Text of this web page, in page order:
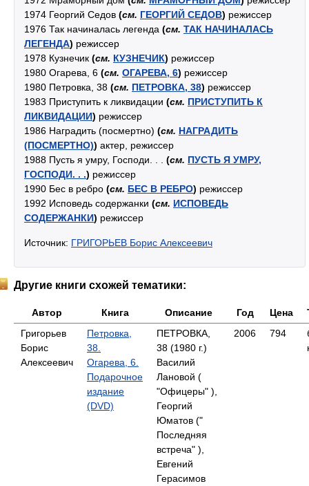
1974 Георгий Седов (см. ГЕОРГИЙ СЕДОВ) режиссер
1976 Так начиналась легенда (см. ТАК НАЧИНАЛАСЬ
ЛЕГЕНДА) режиссер
1978 Кузнечик (см. КУЗНЕЧИК) режиссер
1980 Огарева, 6 (см. ОГАРЕВА, 6) режиссер
1980 Петровка, 38 (см. ПЕТРОВКА, 38) режиссер
1983 Приступить к ликвидации (см. ПРИСТУПИТЬ К
ЛИКВИДАЦИИ) режиссер
1986 Наградить (посмертно) (см. НАГРАДИТЬ
(ПОСМЕРТНО)) актер, режиссер
1988 Пусть я умру, Господи. . . (см. ПУСТЬ Я УМРУ,
ГОСПОДИ. . .) режиссер
1990 Бес в ребро (см. БЕС В РЕБРО) режиссер
1992 Исповедь содержанки (см. ИСПОВЕДЬ
СОДЕРЖАНКИ) режиссер
Источник: ГРИГОРЬЕВ Борис Алексеевич
Другие книги схожей тематики:
Автор Книга Описание Год Цена
Григорьев
Борис
Алексеевич
Петровка,
38.
Огарева, 6.
Подарочное
издание
(DVD)
ПЕТРОВКА,
38 (1980 г.)
Василий
Лановой (
"Офицеры" ),
Георгий
Юматов ("
Последняя
встреча" ),
Евгений
Герасимов
2006 794